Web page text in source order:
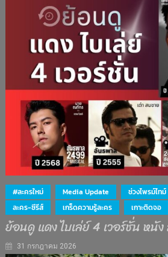
#ละครใหม่ Media Update ช่วงไพรม์ไทม์
ละคร-ซีรีส์
เกร็ดความรู้ละคร เกาะติดจอ
ย้อนดู แดง ไบเล่ย์ 4 เวอร์ชั่น หนั
31 กรกฎาคม 2026